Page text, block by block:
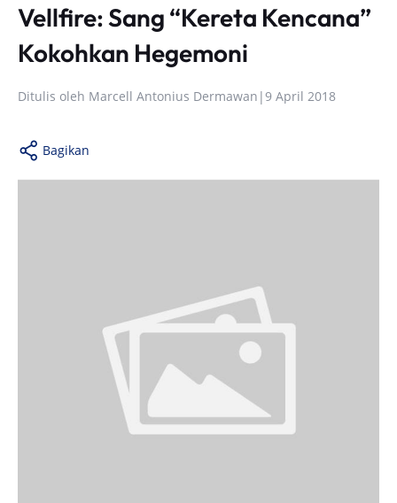
Vellfire: Sang “Kereta Kencana”
Kokohkan Hegemoni
Ditulis oleh Marcell Antonius Dermawan |9 April 2018
Bagikan